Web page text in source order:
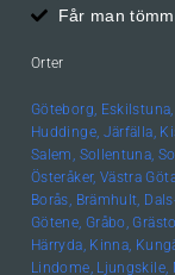
Får man
Orter
Göteborg, Eskilstuna,
Huddinge, Järfälla,
Salem, Sollentuna,
Österåker, Västra
Borås, Brämhult,
Götene, Gråbo,
Härryda, Kinna,
Lindome, Ljungskile,